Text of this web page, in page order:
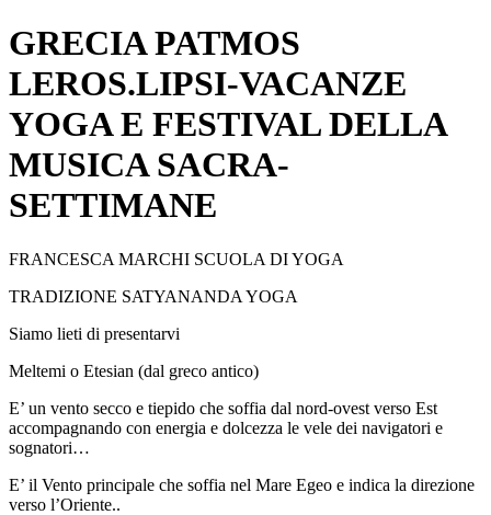
GRECIA PATMOS
LEROS.LIPSI-VACANZE
YOGA E FESTIVAL DELLA
MUSICA SACRA-
SETTIMANE
FRANCESCA MARCHI SCUOLA DI YOGA
TRADIZIONE SATYANANDA YOGA
Siamo lieti di presentarvi
Meltemi o Etesian (dal greco antico)
​E’ un vento secco e tiepido che soffia dal nord-ovest verso Est
accompagnando con energia e dolcezza le vele dei navigatori e
sognatori…
E’ il Vento principale che soffia nel Mare Egeo e indica la direzione
verso l’Oriente..